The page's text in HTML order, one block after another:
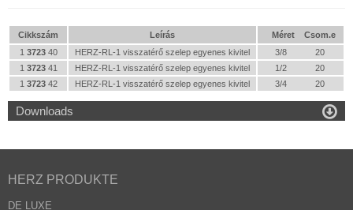
Cikkszám Leírás Méret
Csom.e
1 372340 HERZ-RL-1 visszatérő szelep egyenes kivitel 3/8
20
1 372341 HERZ-RL-1 visszatérő szelep egyenes kivitel 1/2
20
1 372342 HERZ-RL-1 visszatérő szelep egyenes kivitel 3/4 20
Downloads 
HERZ PRODUKTE
DE LUXE